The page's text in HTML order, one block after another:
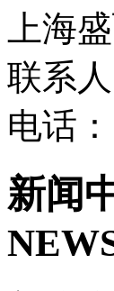
上海
联系
电话
新闻